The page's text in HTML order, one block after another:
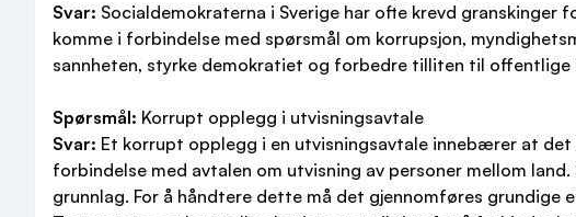
Svar: Socialdemokraterna i Sverige har ofte krevd granskinger
komme i forbindelse med spørsmål om korrupsjon,
sannheten, styrke demokratiet og forbedre tilliten til offentlige
Spørsmål: Korrupt opplegg i utvisningsavtale
Svar: Et korrupt opplegg i en utvisningsavtale innebærer at det
forbindelse med avtalen om utvisning av personer mellom
grunnlag. For å håndtere dette må det gjennomføres